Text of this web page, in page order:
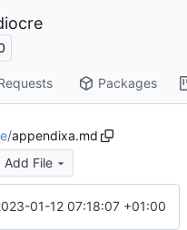
Packages
/appendixa.md
Add File
01-12 07:18:07 +01:00